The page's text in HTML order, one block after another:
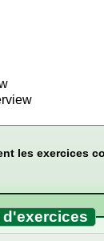
les exercices
d'exercices